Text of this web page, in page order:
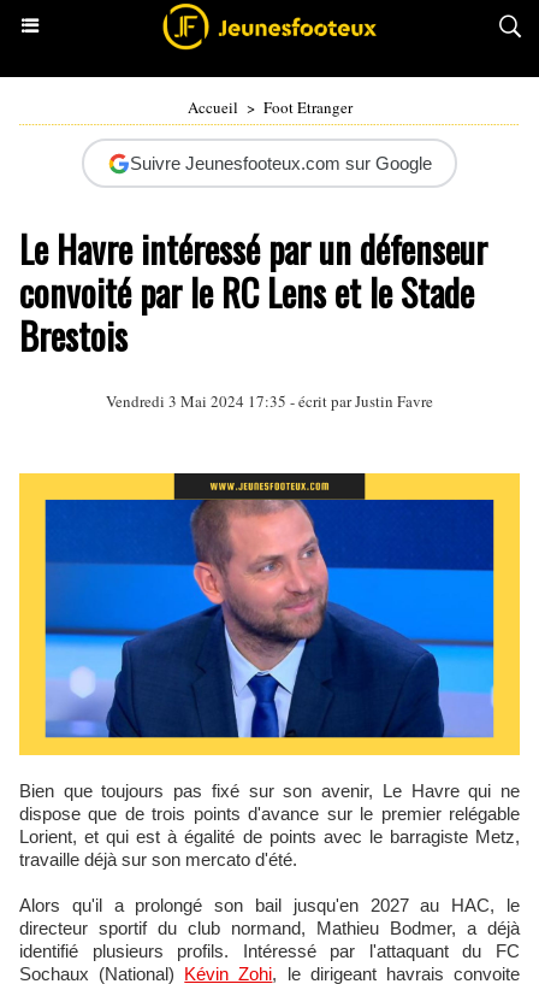
Accueil > Foot Etranger
Suivre Jeunesfooteux.com sur Google
Le Havre intéressé par un défenseur
convoité par le RC Lens et le Stade
Brestois
Vendredi 3 Mai 2024 17:35 - écrit parJustin Favre
Bien que toujours pas fixé sur son avenir, Le Havre qui ne
dispose que de trois points d'avance sur le premier relégable
Lorient, et qui est à égalité de points avec le barragiste Metz,
travaille déjà sur son mercato d'été.
Alors qu'il a prolongé son bail jusqu'en 2027 au HAC, le
directeur sportif du club normand, Mathieu Bodmer, a déjà
identifié plusieurs profils. Intéressé par l'attaquant du FC
Sochaux (National) Kévin Zohi, le dirigeant havrais convoite